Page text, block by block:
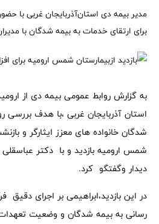
مدیر بیمه دی استان‌آذربایجان غربی با
برای ارتقای خدمات به بیمه شدگان با
به گزارش روابط عمومی بیمه دی از
استان آذربایجان غربی ،با هدف بررسی
شدگان خانواده های معزز ایثارگر و
شمس ارومیه بازدید و با دکتر عباسقلی
دیدار و‌گفتگو کرد.
در این بازدید،ابراهیمی بر اجرای
رسانی به بیمه شدگان و وضعیت